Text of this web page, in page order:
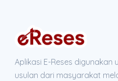
Aplikasi E-Reses digunakan
usulan dari masyarakat